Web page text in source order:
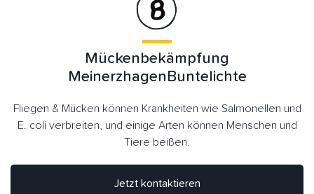
Jetzt kontaktieren
Mückenbekämpfung
MeinerzhagenBuntelichte
Fliegen & Mücken können Krankheiten wie Salmonellen und
E. coli verbreiten, und einige Arten können Menschen und
Tiere beißen.